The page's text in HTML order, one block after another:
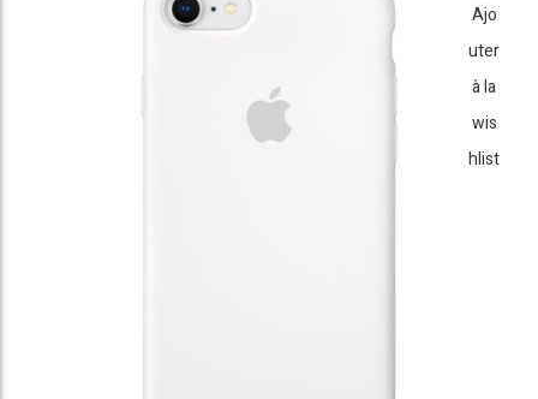
Ajo
uter
à la
wis
hlist